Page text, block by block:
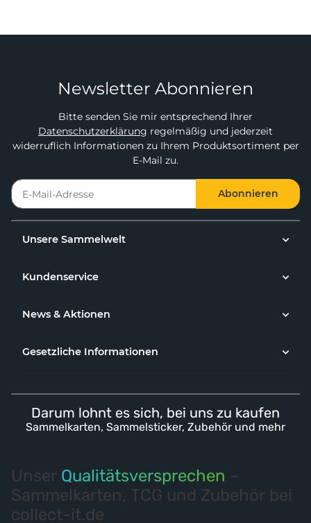
Newsletter Abonnieren
Bitte senden Sie mir entsprechend Ihrer
Datenschutzerklärung regelmäßig und jederzeit
widerruflich Informationen zu Ihrem Produktsortiment per
E-Mail zu.
Abonnieren
Unsere Sammelwelt
Kundenservice
News & Aktionen
Gesetzliche Informationen
Darum lohnt es sich, bei uns zu kaufen
Sammelkarten, Sammelsticker, Zubehör und mehr
Unser Qualitätsversprechen –
Sammelkarten, TCG und Zubehör bei
collect-it.de